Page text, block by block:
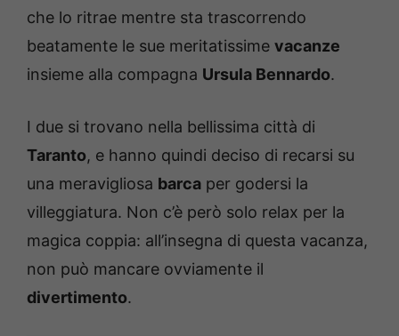
che lo ritrae mentre sta trascorrendo
beatamente le sue meritatissime vacanze
insieme alla compagna Ursula Bennardo.
I due si trovano nella bellissima città di
Taranto, e hanno quindi deciso di recarsi su
una meravigliosa barca per godersi la
villeggiatura. Non c’è però solo relax per la
magica coppia: all’insegna di questa vacanza,
non può mancare ovviamente il
divertimento.